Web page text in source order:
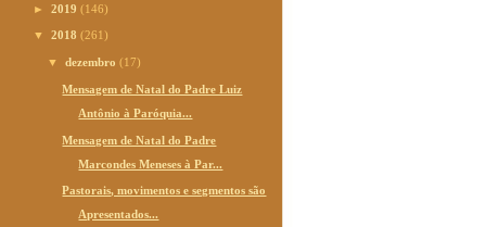
► 2019 (146)
▼ 2018 (261)
▼dezembro(17)
Mensagem de Natal do Padre Luiz
Antônio à Paróquia...
Mensagem de Natal do Padre
Marcondes Meneses à Par...
Pastorais, movimentos e segmentos são
Apresentados...